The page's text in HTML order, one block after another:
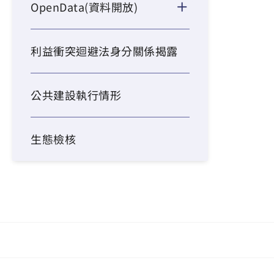
OpenData(資料開放)
利益衝突迴避法身分關係揭露
公共建設執行情形
生態檢核